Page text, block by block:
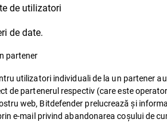
de utilizatori
de date.
partener
utilizatori individuali de la un partener
de partenerul respectiv (care este
web, Bitdefender prelucrează și
e-mail privind abandonarea coșului de